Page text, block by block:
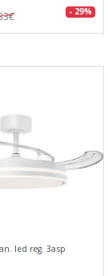
- 29%
led reg. 3asp